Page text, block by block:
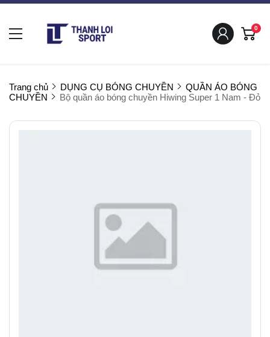
0
Trang chủ DỤNG CỤ BÓNG CHUYỀN
QUẦN ÁO BÓNG
CHUYỀN
Bộ quần áo bóng chuyền Hiwing Super 1 Nam - Đỏ